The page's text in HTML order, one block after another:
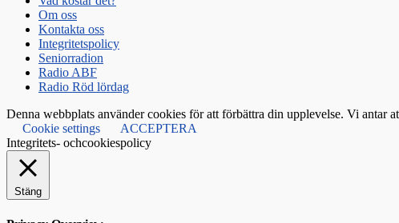
Om oss
Kontakta oss
Integritetspolicy
Seniorradion
Radio ABF
Radio Röd lördag
Denna webbplats använder cookies för att förbättra din upplevelse. Vi antar
Cookie settings
ACCEPTERA
Integritets- ochcookiespolicy
Stäng